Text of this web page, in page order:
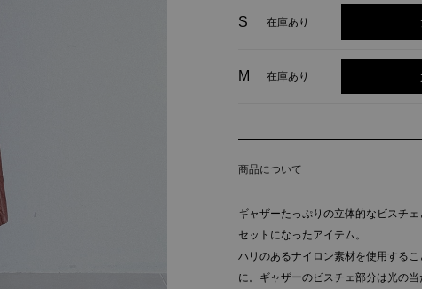
S 在庫あり
M 在庫あり
商品について
ギャザーたっぷりの立体的なビスチ
セットになったアイテム。
ハリのあるナイロン素材を使用する
に。ギャザーのビスチェ部分は光の